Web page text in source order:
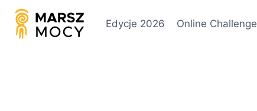
Edycje 2026 Online Challenge